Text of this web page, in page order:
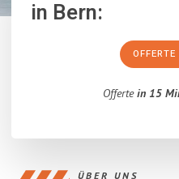
in Bern:
Offertein 15
ÜBER UNS